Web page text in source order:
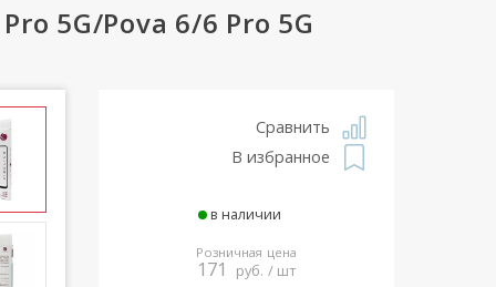
5G/Pova 6/6 Pro 5G
Сравнить
В избранное
в наличии
Розничная цена
171 руб. / шт